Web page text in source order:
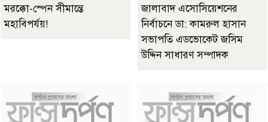
মরক্কো-স্পেন সীমান্তে
মহাবিপর্যয়!
জালাবাদ এসোসিয়েশনের
নির্বাচনে ডা: কামরুল হাসান
সভাপতি এডভোকেট জসিম
উদ্দিন সাধারণ সম্পাদক